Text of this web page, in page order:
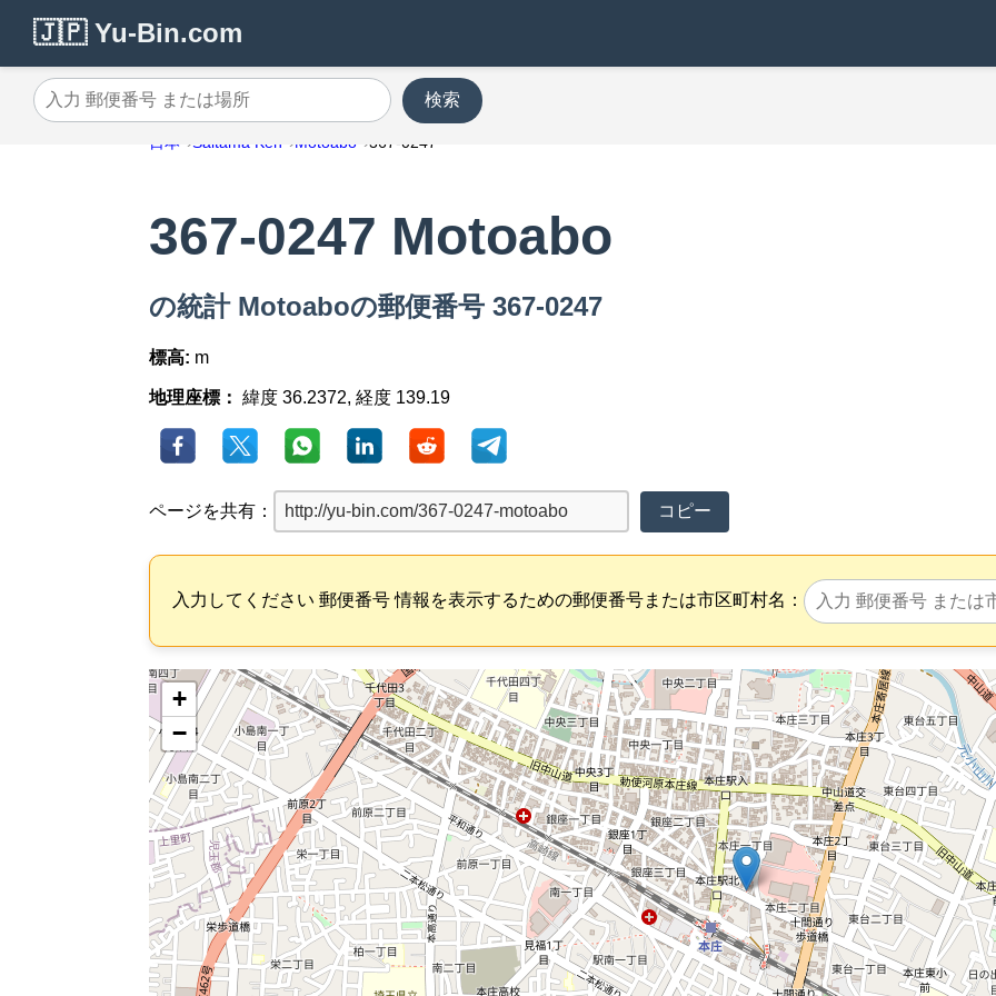
🇯🇵 Yu-Bin.com
入力 郵便番号 または場所
検索
日本 Saitama Ken Motoabo 367-0247
367-0247 Motoabo
の統計 Motoaboの郵便番号 367-0247
標高: m
地理座標： 緯度 36.2372, 経度 139.19
ページを共有： コピー
入力してください 郵便番号 情報を表示するための郵便番号または市区町村名：
+
−